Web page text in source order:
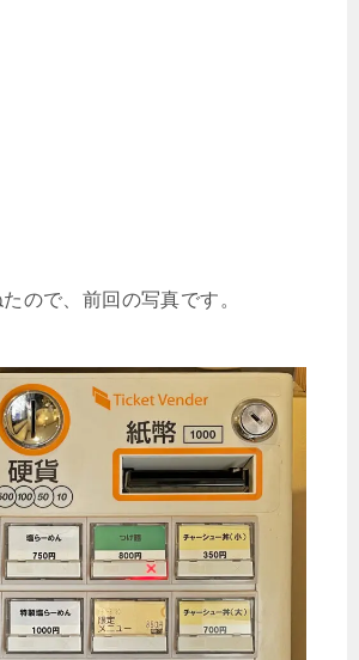
ので、前回の写真です。